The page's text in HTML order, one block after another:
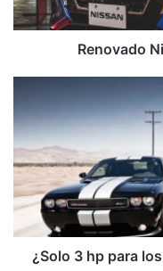
Renovado
hp
para
los
Dodge
Challenger
y
Charger?
¿Solo 3 hp para